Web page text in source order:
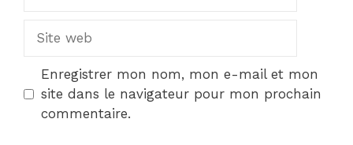
Site
Enregistrer mon nom, mon e-mail et mon
site dans le navigateur pour mon prochain
commentaire.